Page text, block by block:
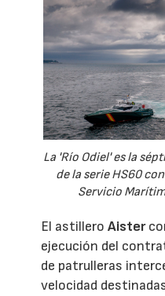
La 'Río Odiel' es la
de la serie HS60
Servicio
El astilleroAister
ejecución del
de patrulleras
velocidad